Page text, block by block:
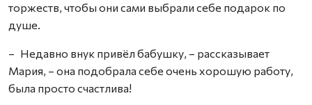
торжеств, чтобы они сами выбрали себе подарок по
душе.
– Недавно внук привёл бабушку, – рассказывает
Мария, – она подобрала себе очень хорошую работу,
была просто счастлива!